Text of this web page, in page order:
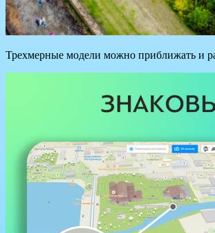
Трехмерные модели можно приближать и